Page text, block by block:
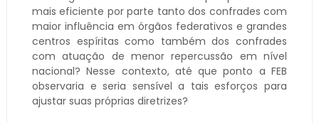
mais eficiente por parte tanto dos confrades com
maior influência em órgãos federativos e grandes
centros espíritas como também dos confrades
com atuação de menor repercussão em nível
nacional? Nesse contexto, até que ponto a FEB
observaria e seria sensível a tais esforços para
ajustar suas próprias diretrizes?